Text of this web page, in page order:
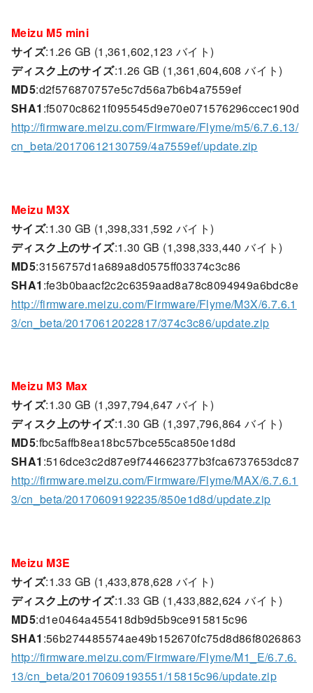
Meizu M5 mini
サイズ:1.26 GB (1,361,602,123 バイト)
ディスク上のサイズ:1.26 GB (1,361,604,608 バイト)
MD5:d2f576870757e5c7d56a7b6b4a7559ef
SHA1 :f5070c8621f095545d9e70e071576296ccec190d
http://firmware.meizu.com/Firmware/Flyme/m5/6.7.6.13/
cn_beta/20170612130759/4a7559ef/update.zip
Meizu M3X
サイズ:1.30 GB (1,398,331,592 バイト)
ディスク上のサイズ:1.30 GB (1,398,333,440 バイト)
MD5:3156757d1a689a8d0575ff03374c3c86
SHA1 :fe3b0baacf2c2c6359aad8a78c8094949a6bdc8e
http://firmware.meizu.com/Firmware/Flyme/M3X/6.7.6.1
3/cn_beta/20170612022817/374c3c86/update.zip
Meizu M3 Max
サイズ:1.30 GB (1,397,794,647 バイト)
ディスク上のサイズ:1.30 GB (1,397,796,864 バイト)
MD5:fbc5affb8ea18bc57bce55ca850e1d8d
SHA1 :516dce3c2d87e9f744662377b3fca6737653dc87
http://firmware.meizu.com/Firmware/Flyme/MAX/6.7.6.1
3/cn_beta/20170609192235/850e1d8d/update.zip
Meizu M3E
サイズ:1.33 GB (1,433,878,628 バイト)
ディスク上のサイズ:1.33 GB (1,433,882,624 バイト)
MD5:d1e0464a455418db9d5b9ce915815c96
SHA1 :56b274485574ae49b152670fc75d8d86f8026863
http://firmware.meizu.com/Firmware/Flyme/M1_E/6.7.6.
13/cn_beta/20170609193551/15815c96/update.zip